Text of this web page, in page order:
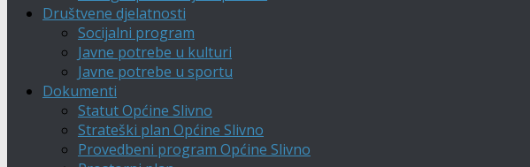
Društvene djelatnosti
Socijalni program
Javne potrebe u kulturi
Javne potrebe u sportu
Dokumenti
Statut Općine Slivno
Strateški plan Općine Slivno
Provedbeni program Općine Slivno